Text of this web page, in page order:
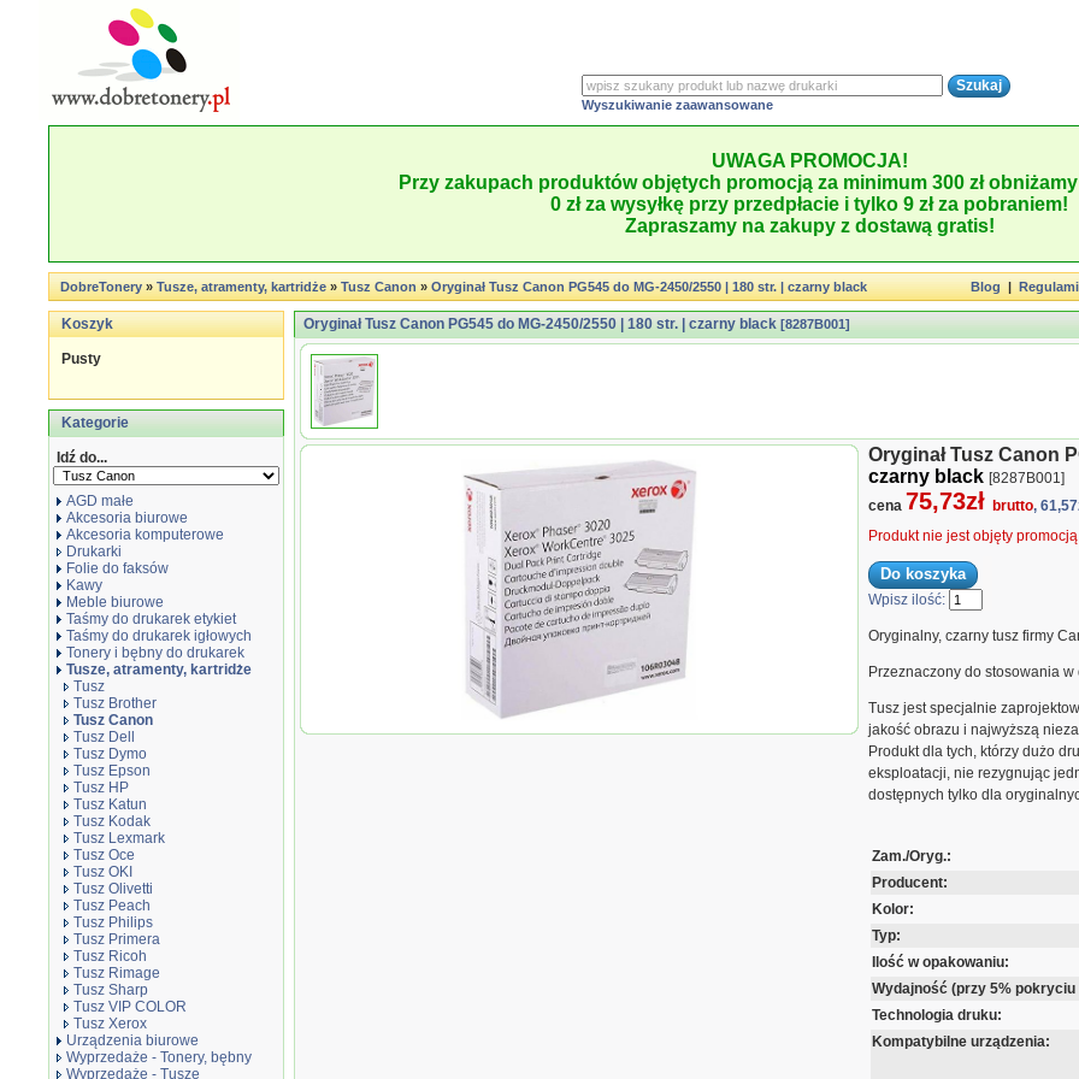
Wyszukiwanie zaawansowane
UWAGA PROMOCJA!
Przy zakupach produktów objętych promocją za minimum 300 zł
0 zł za wysyłkę przy przedpłacie i tylko 9 zł za pobraniem!
Zapraszamy na zakupy z dostawą gratis!
DobreTonery»Tusze, atramenty, kartridże»Tusz Canon»Oryginał Tusz Canon PG545 do MG-2450/2550 | 180 str. | czarny black Blog|
Koszyk
Pusty
Kategorie
Idź do...
AGD małe
Akcesoria biurowe
Akcesoria komputerowe
Drukarki
Folie do faksów
Kawy
Meble biurowe
Taśmy do drukarek etykiet
Taśmy do drukarek igłowych
Tonery i bębny do drukarek
Tusze, atramenty, kartridże
Tusz
Tusz Brother
Tusz Canon
Tusz Dell
Tusz Dymo
Tusz Epson
Tusz HP
Tusz Katun
Tusz Kodak
Tusz Lexmark
Tusz Oce
Tusz OKI
Tusz Olivetti
Tusz Peach
Tusz Philips
Tusz Primera
Tusz Ricoh
Tusz Rimage
Tusz Sharp
Tusz VIP COLOR
Tusz Xerox
Urządzenia biurowe
Wyprzedaże - Tonery, bębny
Wyprzedaże - Tusze
Oryginał Tusz Canon PG545 do MG-2450/2550 | 180 str. | czarny black [8287B001]
Oryginał Tusz Canon PG545 do MG-
Oryginał Tusz Canon
czarny black [8287B001]
cena 75,73zł brutto,
Produkt nie jest objęty
Wpisz ilość:
Oryginalny, czarny tusz firmy
Przeznaczony do stosowania
Tusz jest specjalnie
jakość obrazu i najwyższą
Produkt dla tych, którzy dużo
eksploatacji, nie rezygnując
dostępnych tylko dla
Zam./Oryg.:
Producent:
Kolor:
Typ:
Ilość w opakowaniu:
Wydajność (przy 5%
Technologia druku:
Kompatybilne urządzenia: